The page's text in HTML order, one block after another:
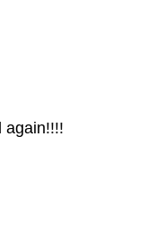
again!!!!